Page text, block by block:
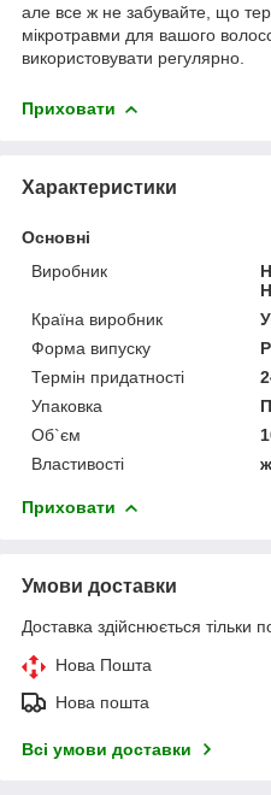
але все ж не забувайте, що
мікротравми для вашого
використовувати регулярно.
Приховати
Характеристики
Основні
Виробник
Країна виробник
Форма випуску
Термін придатності
Упаковка
Об`єм
Властивості
Приховати
Умови доставки
Доставка здійснюється тільки
Нова Пошта
Нова пошта
Всі умови доставки